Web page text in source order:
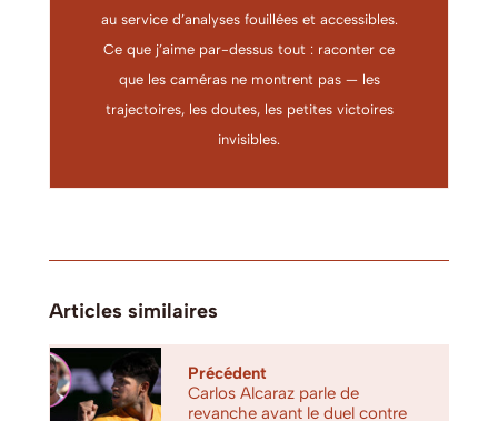
au service d’analyses fouillées et accessibles.
Ce que j’aime par-dessus tout : raconter ce
que les caméras ne montrent pas — les
trajectoires, les doutes, les petites victoires
invisibles.
Articles similaires
Précédent
Carlos Alcaraz parle de
revanche avant le duel contre